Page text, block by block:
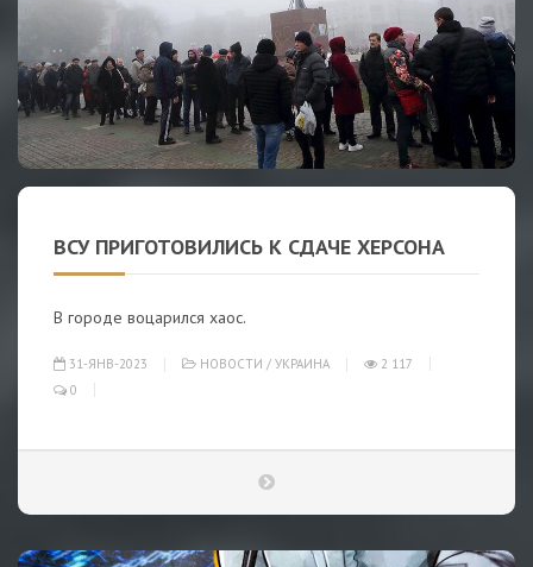
ВСУ ПРИГОТОВИЛИСЬ К СДАЧЕ ХЕРСОНА
В городе воцарился хаос.
31-ЯНВ-2023 НОВОСТИ / УКРАИНА
2 117
0